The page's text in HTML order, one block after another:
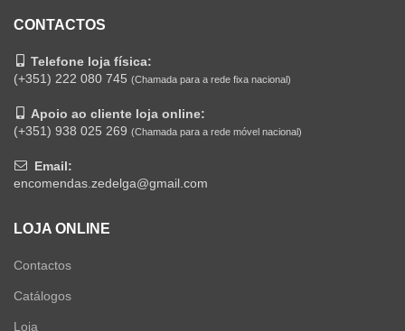
CONTACTOS
Telefone loja física:
(+351) 222 080 745 (Chamada para a rede fixa nacional)
Apoio ao cliente loja online:
(+351) 938 025 269 (Chamada para a rede móvel nacional)
Email:
encomendas.zedelga@gmail.com
LOJA ONLINE
Contactos
Catálogos
Loja